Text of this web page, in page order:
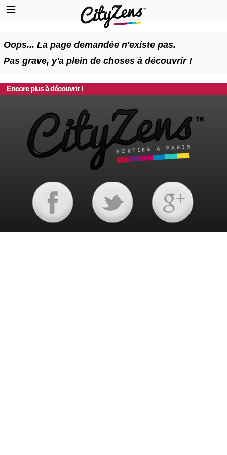
Oops... La page demandée n'existe pas.
Pas grave, y'a plein de choses à découvrir !
Encore plus à découvrir !